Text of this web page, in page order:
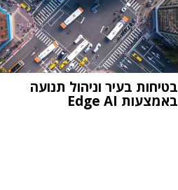
בטיחות בעיר וניהול תנועה
באמצעות Edge AI